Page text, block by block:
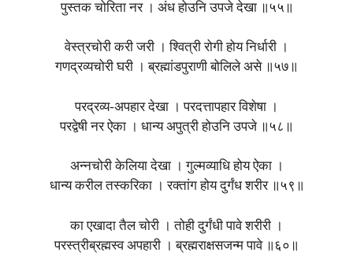
पुस्तक चोरिता नर । अंध होउनि उपजे देखा ॥५५॥
वेस्त्रचोरी करी जरी । श्वित्री रोगी होय निर्धारी ।
गणद्रव्यचोरी घरी । ब्रह्मांडपुराणी बोलिले असे ॥५७॥
परद्रव्य-अपहार देखा । परदत्तापहार विशेषा ।
परद्वेषी नर ऐका । धान्य अपुत्री होउनि उपजे ॥५८॥
अन्नचोरी केलिया देखा । गुल्मव्याधि होय ऐका ।
धान्य करील तस्करिका । रक्तांग होय दुर्गंध शरीर ॥५९॥
का एखादा तैल चोरी । तोही दुर्गंधी पावे शरीरी ।
परस्त्रीब्रह्मस्व अपहारी । ब्रह्मराक्षसजन्म पावे ॥६०॥